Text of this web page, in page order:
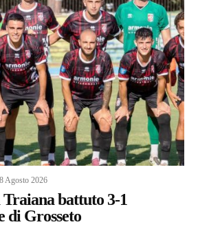
8 Agosto 2026
battuto 3-1
di Grosseto